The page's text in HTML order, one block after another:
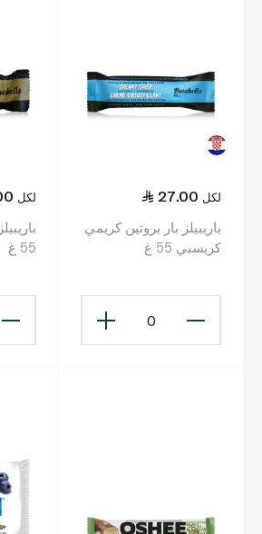
27.00 لكل
باريبيلز بار بروتين كريمي
كريسبي 55 غ
0
لكل
55 غ